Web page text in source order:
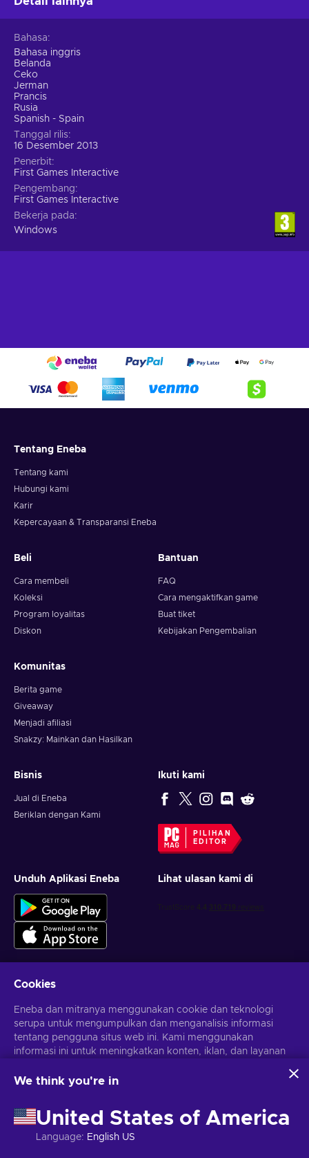
Bahasa
Bahasa inggris
Belanda
Ceko
Jerman
Prancis
Rusia
Spanish - Spain
Tanggal rilis
16 Desember 2013
Penerbit
First Games Interactive
Pengembang
First Games Interactive
Bekerja pada
Windows
Tentang Eneba
Tentang kami
Hubungi kami
Karir
Kepercayaan & Transparansi Eneba
Beli
Cara membeli
Koleksi
Program loyalitas
Diskon
Bantuan
FAQ
Cara mengaktifkan game
Buat tiket
Kebijakan Pengembalian
Komunitas
Berita game
Giveaway
Menjadi afiliasi
Snakzy: Mainkan dan Hasilkan
Bisnis
Jual di Eneba
Beriklan dengan Kami
Ikuti kami
PILIHAN
EDITOR
Unduh Aplikasi Eneba Lihat ulasan kami di
Berlangganan
Kamu dapat berhenti berlangganan kapan saja. Kunjungi
Cookies
Eneba dan mitranya menggunakan cookie dan teknologi
serupa untuk mengumpulkan dan menganalisis informasi
tentang pengguna situs web ini. Kami menggunakan
informasi ini untuk meningkatkan konten, iklan, dan layanan
personalisasi iklan.
penggunaan teknologi ini oleh Eneba dan mitranya. Kamu
dapat menyesuaikan persetujuanmu dengan mengklik
'Sesuaikan'.
We think you're in
United States of America
Language: English US